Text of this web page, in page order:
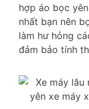
hợp áo bọc
nhất bạn nên
làm hư hỏng
đảm bảo tính